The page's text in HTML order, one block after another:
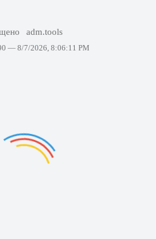
adm.tools
— 8/7/2026, 8:06:11 PM